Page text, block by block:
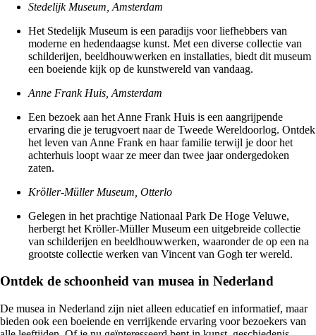
Stedelijk Museum, Amsterdam
Het Stedelijk Museum is een paradijs voor liefhebbers van
moderne en hedendaagse kunst. Met een diverse collectie van
schilderijen, beeldhouwwerken en installaties, biedt dit museum
een boeiende kijk op de kunstwereld van vandaag.
Anne Frank Huis, Amsterdam
Een bezoek aan het Anne Frank Huis is een aangrijpende
ervaring die je terugvoert naar de Tweede Wereldoorlog. Ontdek
het leven van Anne Frank en haar familie terwijl je door het
achterhuis loopt waar ze meer dan twee jaar ondergedoken
zaten.
Kröller-Müller Museum, Otterlo
Gelegen in het prachtige Nationaal Park De Hoge Veluwe,
herbergt het Kröller-Müller Museum een uitgebreide collectie
van schilderijen en beeldhouwwerken, waaronder de op een na
grootste collectie werken van Vincent van Gogh ter wereld.
Ontdek de schoonheid van musea in Nederland
De musea in Nederland zijn niet alleen educatief en informatief, maar
bieden ook een boeiende en verrijkende ervaring voor bezoekers van